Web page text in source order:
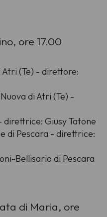
ore 17.00
(Te) - direttore:
di Atri (Te) -
direttrice: Giusy Tatone
di Pescara - direttrice:
Bellisario di Pescara
di Maria, ore